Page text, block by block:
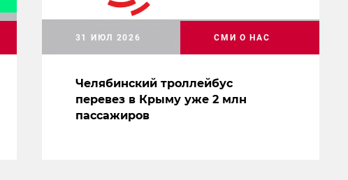
Челябинский троллейбус
перевез в Крыму уже 2 млн
пассажиров
31 ИЮЛ 2026 СМИ О НАС